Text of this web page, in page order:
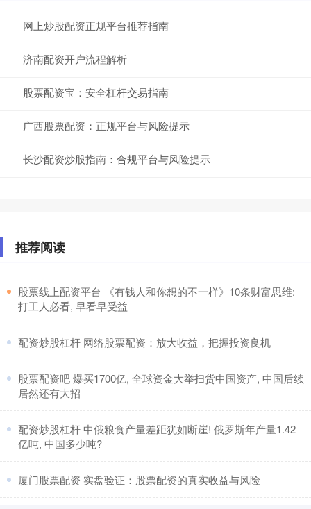
网上炒股配资正规平台推荐指南
济南配资开户流程解析
股票配资宝：安全杠杆交易指南
广西股票配资：正规平台与风险提示
长沙配资炒股指南：合规平台与风险提示
推荐阅读
​股票线上配资平台 《有钱人和你想的不一样》10条财富思维:
打工人必看, 早看早受益
​配资炒股杠杆 网络股票配资：放大收益，把握投资良机
​股票配资吧 爆买1700亿, 全球资金大举扫货中国资产, 中国后续
居然还有大招
​配资炒股杠杆 中俄粮食产量差距犹如断崖! 俄罗斯年产量1.42
亿吨, 中国多少吨?
​厦门股票配资 实盘验证：股票配资的真实收益与风险